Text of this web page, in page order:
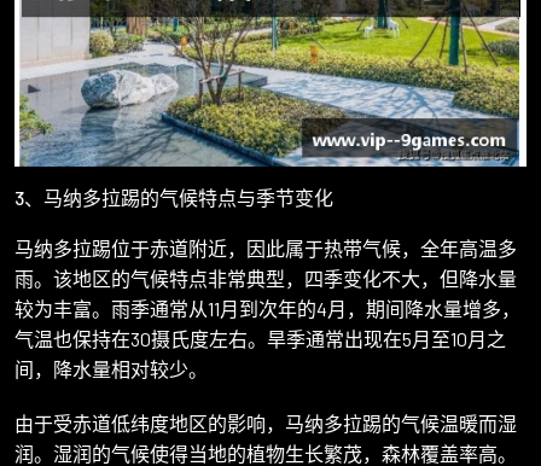
3、马纳多拉踢的气候特点与季节变化
马纳多拉踢位于赤道附近，因此属于热带气候，全年高温多
雨。该地区的气候特点非常典型，四季变化不大，但降水量
较为丰富。雨季通常从11月到次年的4月，期间降水量增多，
气温也保持在30摄氏度左右。旱季通常出现在5月至10月之
间，降水量相对较少。
由于受赤道低纬度地区的影响，马纳多拉踢的气候温暖而湿
润。湿润的气候使得当地的植物生长繁茂，森林覆盖率高。